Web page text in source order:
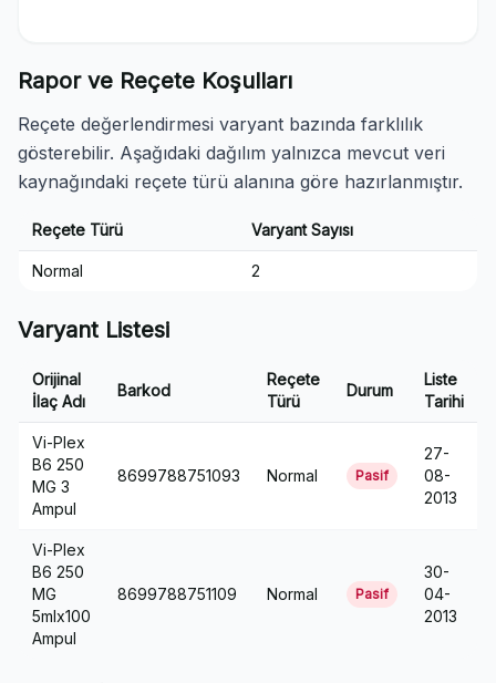
Rapor ve Reçete Koşulları
Reçete değerlendirmesi varyant bazında farklılık
gösterebilir. Aşağıdaki dağılım yalnızca mevcut veri
kaynağındaki reçete türü alanına göre hazırlanmıştır.
Reçete Türü Varyant Sayısı
Normal 2
Varyant Listesi
Orijinal
İlaç Adı
Barkod
Reçete
Türü
Durum
Liste
Tarihi
Vi-Plex
B6 250
MG 3
Ampul
8699788751093 Normal Pasif
27-
08-
2013
Vi-Plex
B6 250
MG
5mlx100
Ampul
8699788751109 Normal Pasif
30-
04-
2013